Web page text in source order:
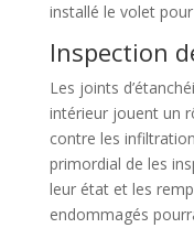
installé le volet
Inspection
Les joints
intérieur jouent un
contre les
primordial de les
leur état et les
endommagés